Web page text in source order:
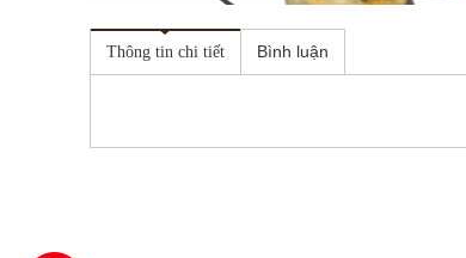
Thông tin chi tiết Bình luận